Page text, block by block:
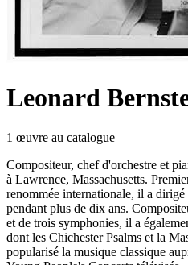
Leonard
1 œuvre au catalogue
Compositeur, chef d'orchestre et
à Lawrence, Massachusetts.
renommée internationale, il a
pendant plus de dix ans.
et de trois symphonies, il a
dont les Chichester Psalms et la
popularisé la musique classique